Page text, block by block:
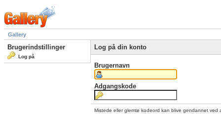
Gallery
Brugerindstillinger
Log på
Log på din konto
Brugernavn
Adgangskode
Mistede eller glemte kodeord kan blive gendannet ved